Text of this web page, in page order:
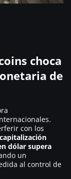
choca
de
con los
dólar supera
un
al control de